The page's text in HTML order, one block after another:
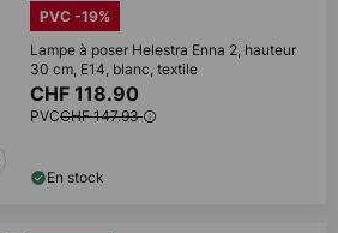
PVC -19%
Lampe à poser Helestra Enna 2, hauteur
30 cm, E14, blanc, textile
CHF 118.90
PVCCHF 147.93
En stock